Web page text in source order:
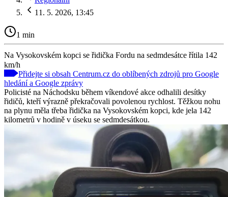
11. 5. 2026, 13:45
1 min
Na Vysokovském kopci se řidička Fordu na sedmdesátce řítila 142
km/h
Přidejte si obsah Centrum.cz do oblíbených zdrojů pro Google
hledání a Google zprávy
Policisté na Náchodsku během víkendové akce odhalili desítky
řidičů, kteří výrazně překračovali povolenou rychlost. Těžkou nohu
na plynu měla třeba řidička na Vysokovském kopci, kde jela 142
kilometrů v hodině v úseku se sedmdesátkou.